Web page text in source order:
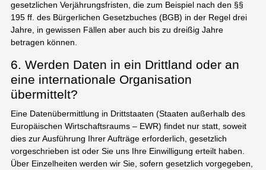
gesetzlichen Verjährungsfristen, die zum Beispiel nach den §§
195 ff. des Bürgerlichen Gesetzbuches (BGB) in der Regel drei
Jahre, in gewissen Fällen aber auch bis zu dreißig Jahre
betragen können.
6. Werden Daten in ein Drittland oder an
eine internationale Organisation
übermittelt?
Eine Datenübermittlung in Drittstaaten (Staaten außerhalb des
Europäischen Wirtschaftsraums – EWR) findet nur statt, soweit
dies zur Ausführung Ihrer Aufträge erforderlich, gesetzlich
vorgeschrieben ist oder Sie uns Ihre Einwilligung erteilt haben.
Über Einzelheiten werden wir Sie, sofern gesetzlich vorgegeben,